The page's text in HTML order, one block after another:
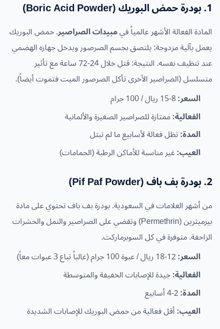
1. بودرة حمض البوريك (Boric Acid Powder)
المادة الفعالة الأشهر عالمياً فيمبيدات الصراصير. حمض البوريك
يعمل بآلية مزدوجة: يلتصق بجسم الصرصور ويدخل جهازه الهضمي
عند تنظيف نفسه. النتيجة: قتل خلال 24-72 ساعة مع تأثير
متسلسل (الصراصير الأخرى تأكل الصرصور الميت فتموت أيضاً).
السعر:
الفعالية:ممتازة للصراصير الصغيرة والألمانية
المدة:تظل فعالة لأسابيع ما لم تبتل
العيب:غير مناسبة للأماكن الرطبة (الحمامات)
2. بودرة بف باف (Pif Paf Powder)
من أشهر العلامات في السعودية. بودرة بف باف تحتوي على مادة
بيرميثرين (Permethrin) وتقضي على الصراصير والنمل والحشرات
الزاحفة. متوفرة في كل السوبرماركت.
السعر:
الفعالية:جيدة للإصابات الخفيفة والمتوسطة
المدة:
العيب:أقل فعالية من حمض البوريك للإصابات الشديدة